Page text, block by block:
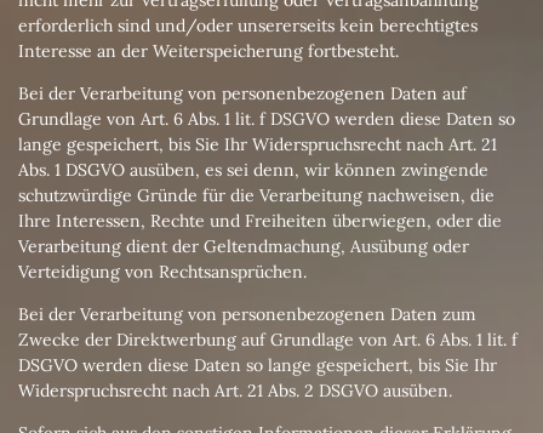
erforderlich sind und/oder unsererseits kein berechtigtes
Interesse an der Weiterspeicherung fortbesteht.
Bei der Verarbeitung von personenbezogenen Daten auf
Grundlage von Art. 6 Abs. 1 lit. f DSGVO werden diese Daten so
lange gespeichert, bis Sie Ihr Widerspruchsrecht nach Art. 21
Abs. 1 DSGVO ausüben, es sei denn, wir können zwingende
schutzwürdige Gründe für die Verarbeitung nachweisen, die
Ihre Interessen, Rechte und Freiheiten überwiegen, oder die
Verarbeitung dient der Geltendmachung, Ausübung oder
Verteidigung von Rechtsansprüchen.
Bei der Verarbeitung von personenbezogenen Daten zum
Zwecke der Direktwerbung auf Grundlage von Art. 6 Abs. 1 lit. f
DSGVO werden diese Daten so lange gespeichert, bis Sie Ihr
Widerspruchsrecht nach Art. 21 Abs. 2 DSGVO ausüben.